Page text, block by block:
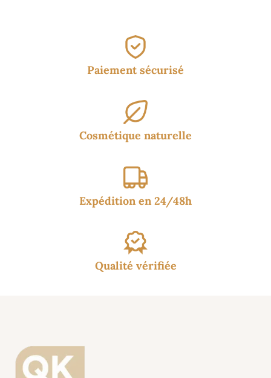
Paiement sécurisé
Cosmétique naturelle
Expédition en 24/48h
Qualité vérifiée